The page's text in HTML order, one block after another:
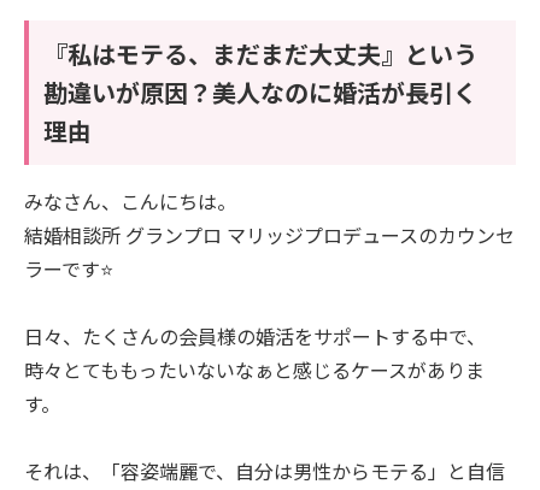
『私はモテる、まだまだ大丈夫』という
勘違いが原因？美人なのに婚活が長引く
理由
みなさん、こんにちは。
結婚相談所 グランプロ マリッジプロデュースのカウンセ
ラーです⭐️
日々、たくさんの会員様の婚活をサポートする中で、
時々とてももったいないなぁと感じるケースがありま
す。
それは、「容姿端麗で、自分は男性からモテる」と自信